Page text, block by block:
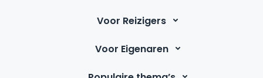
Voor Reizigers
Voor Eigenaren